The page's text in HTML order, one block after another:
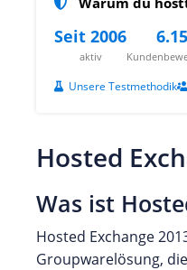
Seit 2006
aktiv
Unsere Testmethodik
Hosted
Was ist
Hosted Exchange
Groupwarelösung,